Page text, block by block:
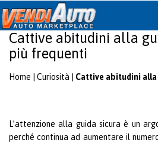
Cattive abitudini alla
più frequenti
Home Curiosità Cattive abitudini
L’attenzione alla guida sicura è un
perché continua ad aumentare il